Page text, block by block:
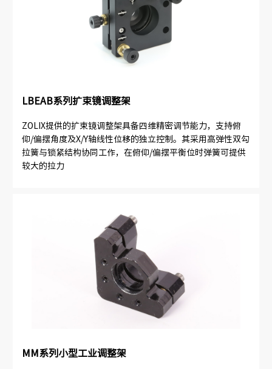
LBEAB系列扩束镜调整架
ZOLIX提供的扩束镜调整架具备四维精密调节能力，支持俯
仰/偏摆角度及X/Y轴线性位移的独立控制。其采用高弹性双勾
拉簧与锁紧结构协同工作，在俯仰/偏摆平衡位时弹簧可提供
较大的拉力
MM系列小型工业调整架